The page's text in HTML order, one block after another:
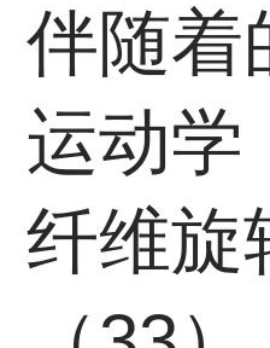
伴随着
运动学
纤维旋